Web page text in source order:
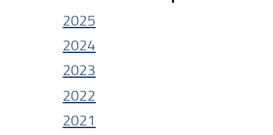
2025
2024
2023
2022
2021